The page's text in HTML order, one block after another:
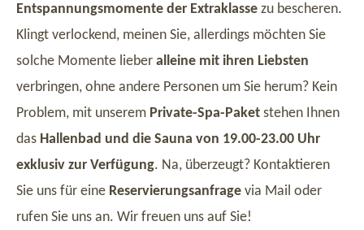
Entspannungsmomente der Extraklasse zu bescheren.
Klingt verlockend, meinen Sie, allerdings möchten Sie
solche Momente lieber alleine mit ihren Liebsten
verbringen, ohne andere Personen um Sie herum? Kein
Problem, mit unserem Private-Spa-Paket stehen Ihnen
das Hallenbad und die Sauna von 19.00-23.00 Uhr
exklusiv zur Verfügung. Na, überzeugt? Kontaktieren
Sie uns für eine Reservierungsanfrage via Mail oder
rufen Sie uns an. Wir freuen uns auf Sie!